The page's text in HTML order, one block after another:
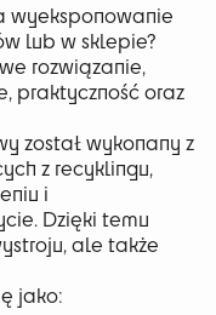
wyeksponowanie
lub w sklepie?
rozwiązanie,
praktyczność oraz
został wykonany z
z recyklingu,
i
Dzięki temu
ale także
jako: